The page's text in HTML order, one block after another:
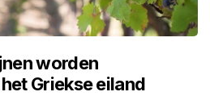
worden
Griekse eiland